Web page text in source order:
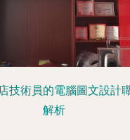
技術員的電腦圖文設計
解析